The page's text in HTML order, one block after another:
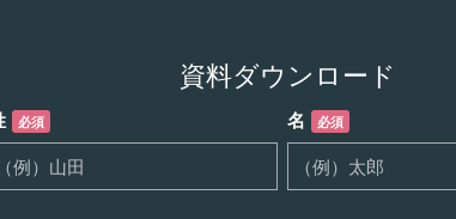
資料ダウンロード
必須 名 必須